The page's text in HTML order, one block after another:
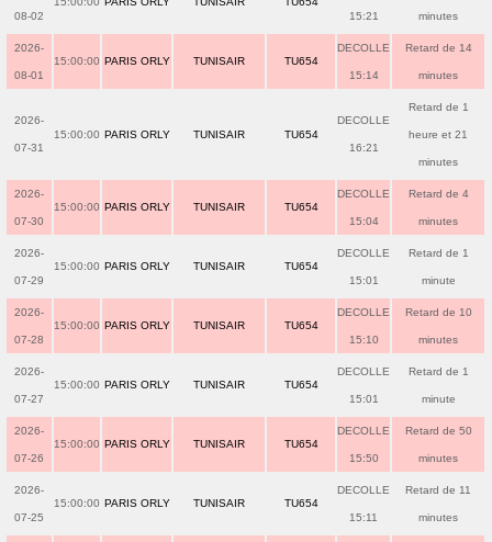
08-02 15:21 minutes
2026-
08-01
15:00:00 PARIS ORLY TUNISAIR TU654
DECOLLE
15:14
Retard de 14
minutes
2026-
07-31
15:00:00 PARIS ORLY TUNISAIR TU654
DECOLLE
16:21
Retard de 1
heure et 21
minutes
2026-
07-30
15:00:00 PARIS ORLY TUNISAIR TU654
DECOLLE
15:04
Retard de 4
minutes
2026-
07-29
15:00:00 PARIS ORLY TUNISAIR TU654
DECOLLE
15:01
Retard de 1
minute
2026-
07-28
15:00:00 PARIS ORLY TUNISAIR TU654
DECOLLE
15:10
Retard de 10
minutes
2026-
07-27
15:00:00 PARIS ORLY TUNISAIR TU654
DECOLLE
15:01
Retard de 1
minute
2026-
07-26
15:00:00 PARIS ORLY TUNISAIR TU654
DECOLLE
15:50
Retard de 50
minutes
2026-
07-25
15:00:00 PARIS ORLY TUNISAIR TU654
DECOLLE
15:11
Retard de 11
minutes